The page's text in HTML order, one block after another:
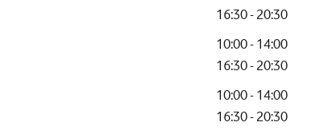
16:30 - 20:30
10:00 - 14:00
16:30 - 20:30
10:00 - 14:00
16:30 - 20:30